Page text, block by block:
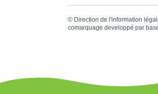
© Direction de l'information
comarquage developpé par